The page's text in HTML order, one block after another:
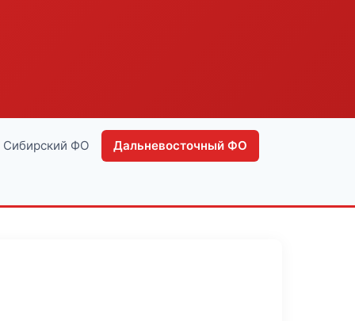
Сибирский ФО Дальневосточный ФО